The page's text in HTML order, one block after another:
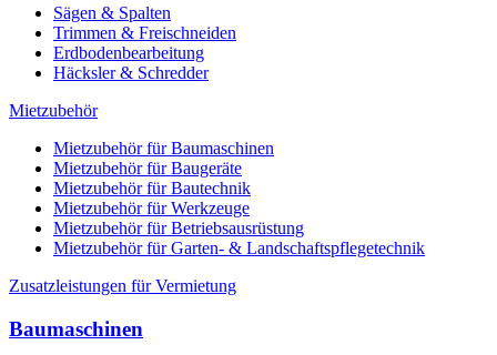
Sägen & Spalten
Trimmen & Freischneiden
Erdbodenbearbeitung
Häcksler & Schredder
Mietzubehör
Mietzubehör für Baumaschinen
Mietzubehör für Baugeräte
Mietzubehör für Bautechnik
Mietzubehör für Werkzeuge
Mietzubehör für Betriebsausrüstung
Mietzubehör für Garten- & Landschaftspflegetechnik
Zusatzleistungen für Vermietung
Baumaschinen